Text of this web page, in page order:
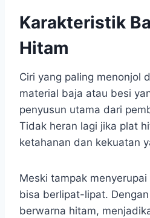
Karakteristik
Hitam
Ciri yang paling menonjol
material baja atau besi
penyusun utama dari
Tidak heran lagi jika plat
ketahanan dan kekuatan
Meski tampak
bisa berlipat-lipat.
berwarna hitam,